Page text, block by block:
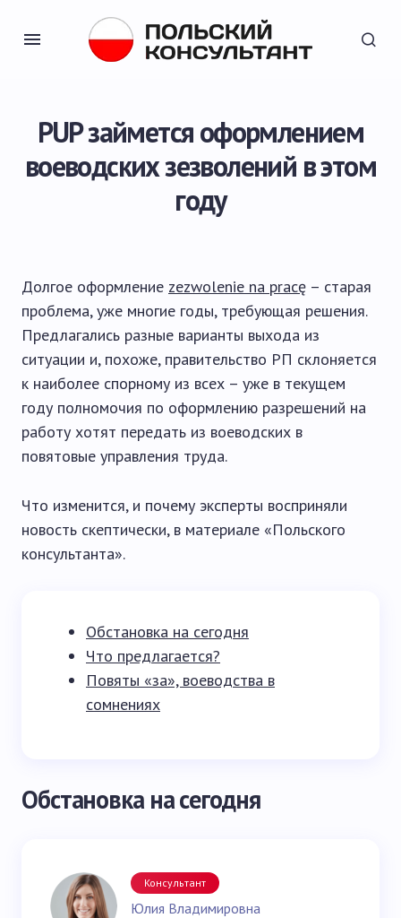
PUP займется оформлением
воеводских зезволений в этом
году
Долгое оформление zezwolenie na pracę – старая
проблема, уже многие годы, требующая решения.
Предлагались разные варианты выхода из
ситуации и, похоже, правительство РП склоняется
к наиболее спорному из всех – уже в текущем
году полномочия по оформлению разрешений на
работу хотят передать из воеводских в
повятовые управления труда.
Что изменится, и почему эксперты восприняли
новость скептически, в материале «Польского
консультанта».
Обстановка на сегодня
Что предлагается?
Повяты «за», воеводства в
сомнениях
Обстановка на сегодня
Консультант
Юлия Владимировна